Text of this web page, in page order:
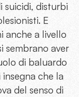
suicidi, disturbi
E
anche a livello
sembrano aver
di baluardo
insegna che la
del senso di